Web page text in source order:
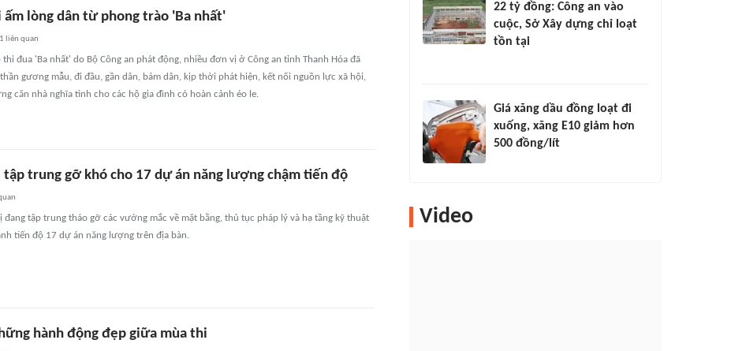
ấm lòng dân từ phong trào 'Ba nhất'
1 liên quan
đua 'Ba nhất' do Bộ Công an phát động, nhiều đơn vị ở Công an tỉnh Thanh Hóa đã
gương mẫu, đi đầu, gần dân, bám dân, kịp thời phát hiện, kết nối nguồn lực xã hội,
căn nhà nghĩa tình cho các hộ gia đình có hoàn cảnh éo le.
tập trung gỡ khó cho 17 dự án năng lượng chậm tiến độ
đang tập trung tháo gỡ các vướng mắc về mặt bằng, thủ tục pháp lý và hạ tầng kỹ thuật
tiến độ 17 dự án năng lượng trên địa bàn.
hành động đẹp giữa mùa thi
22 tỷ đồng: Công an vào
cuộc, Sở Xây dựng chỉ loạt
tồn tại
Giá xăng dầu đồng loạt đi
xuống, xăng E10 giảm hơn
500 đồng/lít
Video